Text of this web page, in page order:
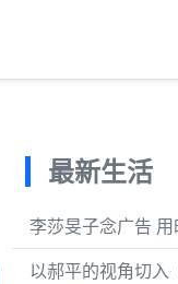
最新生活
李莎旻子念广告
以郝平的视角切入